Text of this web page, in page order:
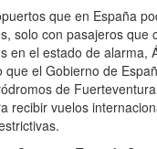
que en España
solo con pasajeros que
en el estado de alarma,
que el Gobierno de
de
recibir vuelos